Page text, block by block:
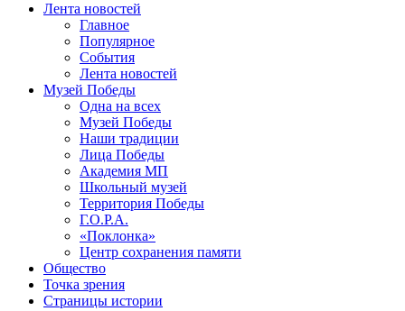
Лента новостей
Главное
Популярное
События
Лента новостей
Музей Победы
Одна на всех
Музей Победы
Наши традиции
Лица Победы
Академия МП
Школьный музей
Территория Победы
Г.О.Р.А.
«Поклонка»
Центр сохранения памяти
Общество
Точка зрения
Страницы истории